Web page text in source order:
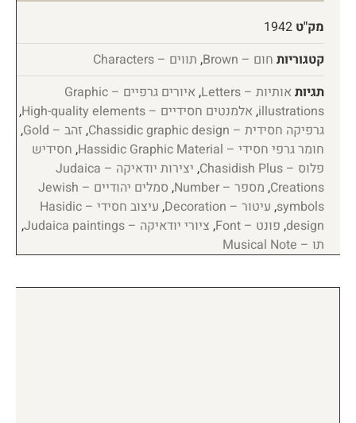
מק"ט 1942
קטגוריות חום – Brown , תווים – Characters
תגיות אותיות – Letters ,
איורים גרפיים – Graphic
illustrations
, אלמנטים חסידיים – High-quality elements
,
גרפיקה חסידית – Chassidic graphic design
, זהב – Gold
,
חומר גרפי חסידי – Hassidic Graphic Material
, חסידיש
פלוס – Chasidish Plus
,
יצירות יודאיקה – Judaica
Creations
, מספר – Number ,
סמלים יהודיים – Jewish
symbols
, עיטור – Decoration ,
עיצוב חסידי – Hasidic
design
, פונט – Font , ציורי יודאיקה – Judaica paintings
,
תו – Musical Note